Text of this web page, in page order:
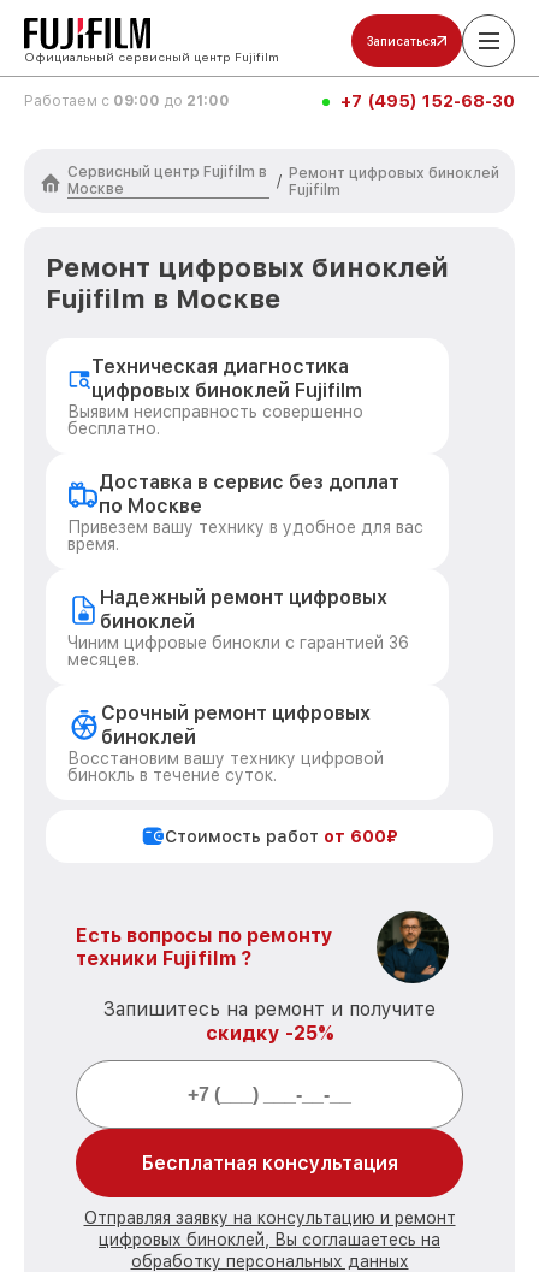
Официальный сервисный центр Fujifilm
Записаться
Работаем с 09:00 до 21:00 +7 (495) 152-68-30
Сервисный центр Fujifilm в
Москве
/ Ремонт цифровых биноклей
Fujifilm
Ремонт цифровых биноклей
Fujifilm в Москве
Техническая диагностика
цифровых биноклей Fujifilm
Выявим неисправность совершенно
бесплатно.
Доставка в сервис без доплат
по Москве
Привезем вашу технику в удобное для вас
время.
Надежный ремонт цифровых
биноклей
Чиним цифровые бинокли с гарантией 36
месяцев.
Срочный ремонт цифровых
биноклей
Восстановим вашу технику цифровой
бинокль в течение суток.
Стоимость работ от 600₽
Есть вопросы по ремонту
техники Fujifilm ?
Запишитесь на ремонт и получите
скидку -25%
Бесплатная консультация
Отправляя заявку на консультацию и ремонт
цифровых биноклей, Вы соглашаетесь на
обработку персональных данных